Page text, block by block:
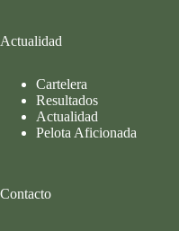
Actualidad
Cartelera
Resultados
Actualidad
Pelota Aficionada
Contacto